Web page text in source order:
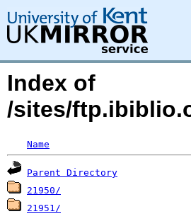
Index of
/sites/
Name
Parent Directory
21950/
21951/